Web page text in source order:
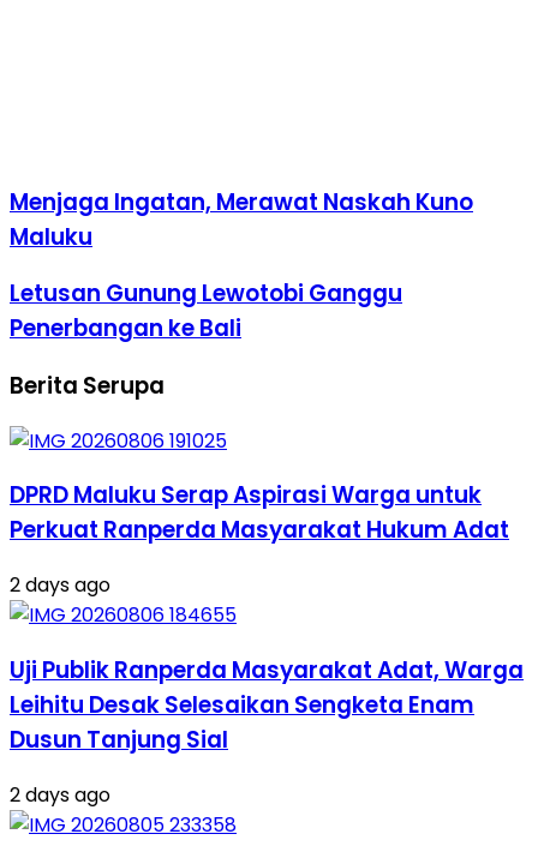
Menjaga Ingatan, Merawat Naskah Kuno
Maluku
Letusan Gunung Lewotobi Ganggu
Penerbangan ke Bali
Berita Serupa
DPRD Maluku Serap Aspirasi Warga untuk
Perkuat Ranperda Masyarakat Hukum Adat
2 days ago
Uji Publik Ranperda Masyarakat Adat, Warga
Leihitu Desak Selesaikan Sengketa Enam
Dusun Tanjung Sial
2 days ago